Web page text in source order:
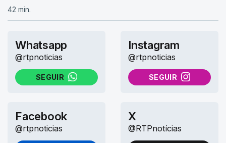
42 min.
Whatsapp
@rtpnoticias
SEGUIR
NO WHATSAPP
Instagram
@rtpnoticias
SEGUIR
NO INSTAGRAM
Facebook
@rtpnoticias
X
@RTPnotícias